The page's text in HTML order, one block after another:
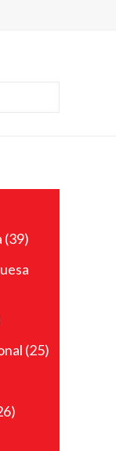
(39)
(25)